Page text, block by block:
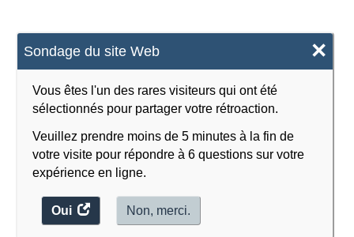
Sondage du site Web ×
Vous êtes l'un des rares visiteurs qui ont été
sélectionnés pour partager votre rétroaction.
Veuillez prendre moins de 5 minutes à la fin de
votre visite pour répondre à 6 questions sur votre
expérience en ligne.
Oui
accéder
au
Non, merci.